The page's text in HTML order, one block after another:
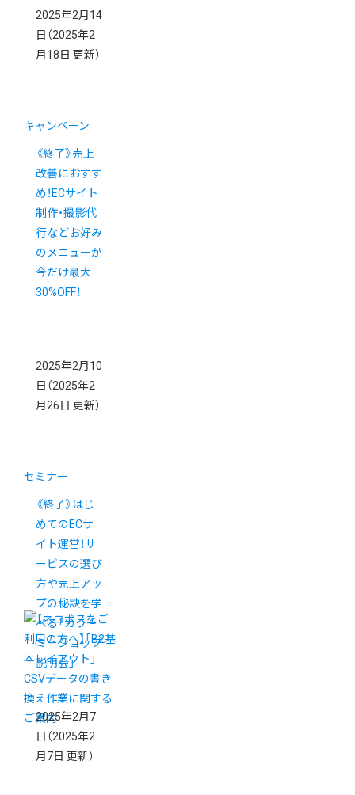
2025年2月14
日 （2025年2
月18日 更新）
キャンペーン
《終了》売上
改善におすす
め！ECサイト
制作・撮影代
行などお好み
のメニューが
今だけ最大
30%OFF！
2025年2月10
日 （2025年2
月26日 更新）
セミナー
《終了》はじ
めてのECサ
イト運営！サ
ービスの選び
方や売上アッ
プの秘訣を学
べる「カラー
ミーショップ
説明会」
2025年2月7
日 （2025年2
月7日 更新）